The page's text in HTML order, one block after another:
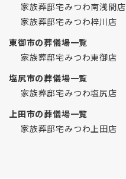
家族葬邸宅みつわ南浅間店
家族葬邸宅みつわ梓川店
東御市の葬儀場一覧
家族葬邸宅みつわ東御店
塩尻市の葬儀場一覧
家族葬邸宅みつわ塩尻店
上田市の葬儀場一覧
家族葬邸宅みつわ上田店